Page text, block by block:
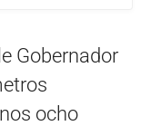
Gobernador
ocho